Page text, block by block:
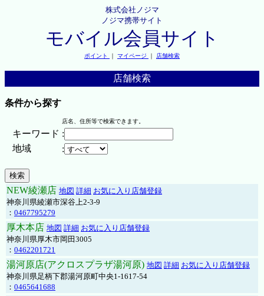
株式会社ノジマ
ノジマ携帯サイト
モバイル会員サイト
ポイント ｜ マイページ ｜ 店舗検索
店舗検索
条件から探す
店名、住所等で検索できます。
キーワード :
地域
:
NEW綾瀬店 地図 詳細 お気に入り店舗登録
神奈川県綾瀬市深谷上2-3-9
： 0467795279
厚木本店 地図 詳細 お気に入り店舗登録
神奈川県厚木市岡田3005
： 0462201721
湯河原店(アクロスプラザ湯河原) 地図 詳細 お気に入り店舗登録
神奈川県足柄下郡湯河原町中央1-1617-54
： 0465641688